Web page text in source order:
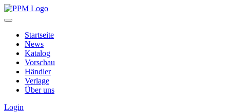
Startseite
News
Katalog
Vorschau
Händler
Verlage
Über uns
Login